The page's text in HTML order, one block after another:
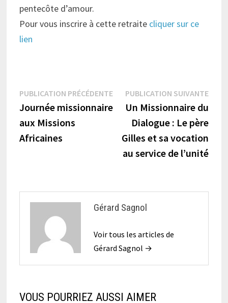
pentecôte d’amour.
Pour vous inscrire à cette retraite cliquer sur ce
lien
Navigation
de
l’article
PUBLICATION PRÉCÉDENTEPublication
précédente :
Journée missionnaire
aux Missions
Africaines
PUBLICATION SUIVANTE
Un Missionnaire du
Dialogue : Le père
Gilles et sa vocation
au service de l’unité
Gérard Sagnol
Voir tous les articles de
Gérard Sagnol →
VOUS POURRIEZ AUSSI AIMER